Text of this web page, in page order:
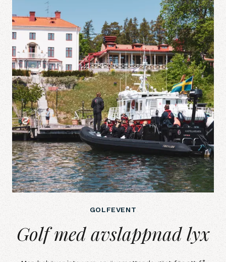
GOLFEVENT
Golf med avslappnad lyx
Golf med avslappnad lyx